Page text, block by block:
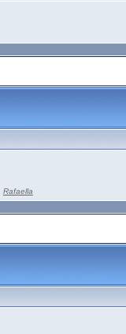
Rafaella